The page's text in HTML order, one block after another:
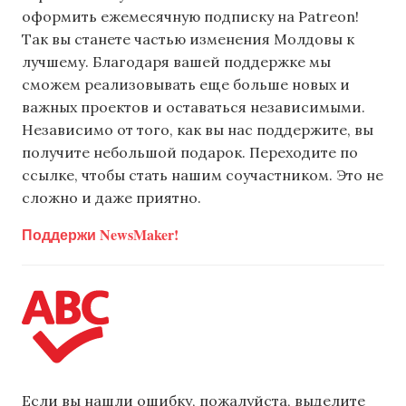
оформить ежемесячную подписку на Patreon!
Так вы станете частью изменения Молдовы к
лучшему. Благодаря вашей поддержке мы
сможем реализовывать еще больше новых и
важных проектов и оставаться независимыми.
Независимо от того, как вы нас поддержите, вы
получите небольшой подарок. Переходите по
ссылке, чтобы стать нашим соучастником. Это не
сложно и даже приятно.
Поддержи NewsMaker!
Если вы нашли ошибку, пожалуйста, выделите